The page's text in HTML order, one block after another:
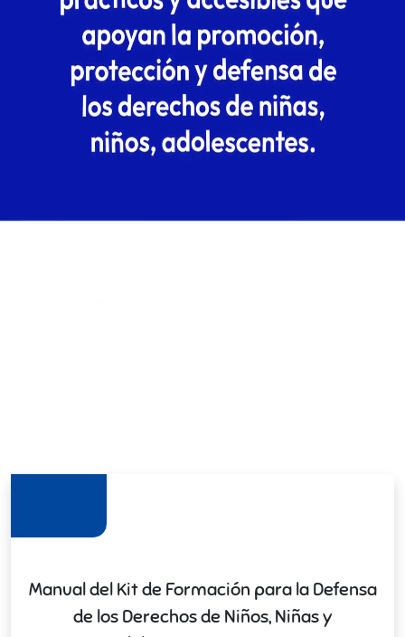
Manual del Kit de Formación para la Defensa
de los Derechos de Niños, Niñas y